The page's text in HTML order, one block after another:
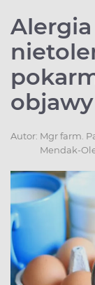
Autor: Mgr farm.
Mendak-